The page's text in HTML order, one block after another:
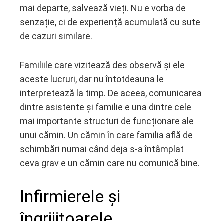
mai departe, salvează vieți. Nu e vorba de
senzație, ci de experiență acumulată cu sute
de cazuri similare.
Familiile care vizitează des observă și ele
aceste lucruri, dar nu întotdeauna le
interpretează la timp. De aceea, comunicarea
dintre asistente și familie e una dintre cele
mai importante structuri de funcționare ale
unui cămin. Un cămin în care familia află de
schimbări numai când deja s-a întâmplat
ceva grav e un cămin care nu comunică bine.
Infirmierele și